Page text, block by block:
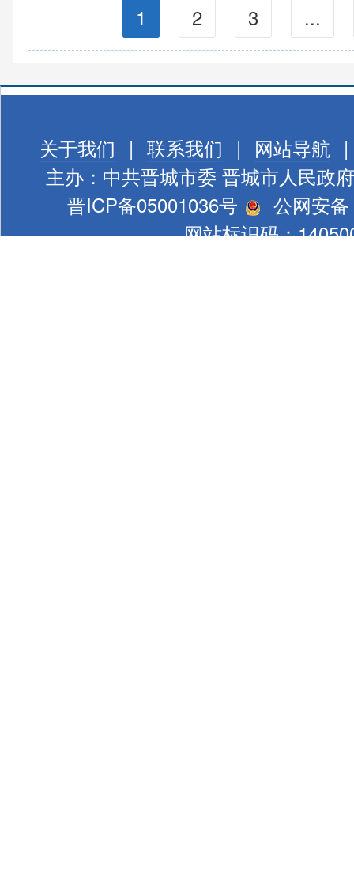
1 2 3 ...
关于我们 | 联系我们 | 网站导航 |
主办：中共晋城市委 晋城市人民政府
晋ICP备05001036号
公网安
网站标识码：